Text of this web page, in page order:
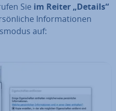
Sie im Reiter „Details“
In­for­ma­tio­nen
auf: